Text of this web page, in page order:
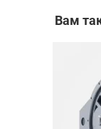
Вам